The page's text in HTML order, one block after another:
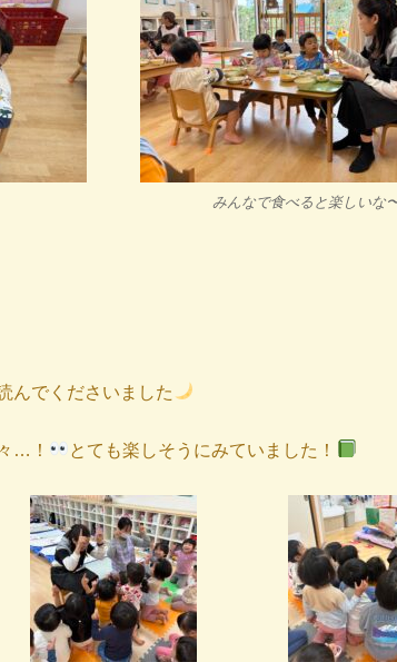
みんなで食べると楽しいな
んでくださいました
…！ とても楽しそうにみていました！